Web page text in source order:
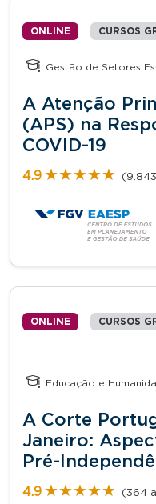
ONLINE CURSOS
Gestão de Setores
A Atenção
(APS) na
COVID-19
4.9 ★★★★★
★★★★★
ONLINE CURSOS
Educação e
A Corte
Janeiro:
Pré-
4.9 ★★★★★
★★★★★ (364